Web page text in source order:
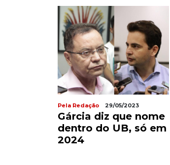
Pela Redação 29/05/2023
Gárcia diz que nome
dentro do UB, só em
2024